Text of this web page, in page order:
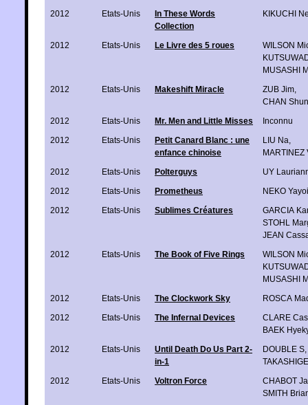
2012
Etats-Unis
In These Words
Collection
KIKUCHI
2012 Etats-Unis Le Livre des 5 roues
WILSON
MUSASHI
2012
Etats-Unis Makeshift Miracle ZUB Jim
CHAN
2012
Etats-Unis Mr. Men and Little Misses
Inconnu
2012
Etats-Unis
Petit Canard Blanc : une
enfance chinoise
LIU Na
MARTINEZ
2012
Etats-Unis Polterguys
UY
2012
Etats-Unis Prometheus
NEKO Yayoi
2012
Etats-Unis Sublimes Créatures
GARCIA
STOHL
JEAN
2012
Etats-Unis The Book of Five Rings
WILSON
MUSASHI
2012
Etats-Unis The Clockwork Sky
ROSCA
2012
Etats-Unis The Infernal Devices
CLARE
BAEK
2012
Etats-Unis
Until Death Do Us Part 2-
in-1
DOUBLE S
2012
Etats-Unis Voltron Force
CHABOT
SMITH